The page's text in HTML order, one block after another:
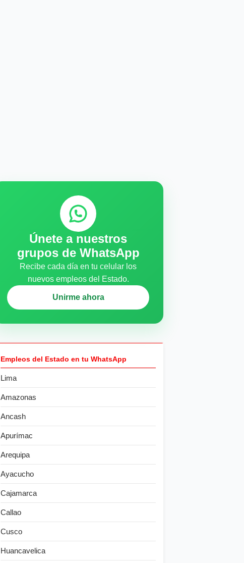
Únete a nuestros
grupos de WhatsApp
Recibe cada día en tu celular los
nuevos empleos del Estado.
Unirme ahora
Empleos del Estado en tu WhatsApp
Lima
Amazonas
Ancash
Apurímac
Arequipa
Ayacucho
Cajamarca
Callao
Cusco
Huancavelica